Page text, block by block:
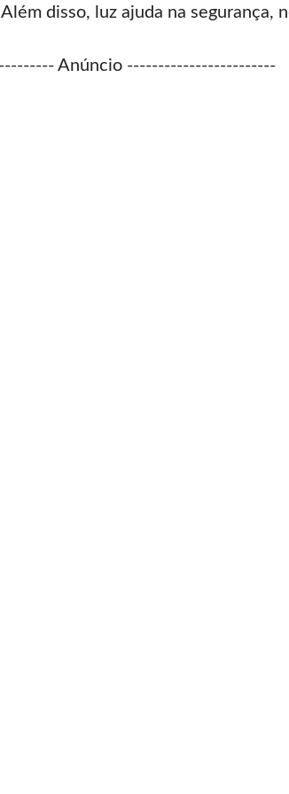
Além disso, luz ajuda na segurança,
Anúncio ------------------------